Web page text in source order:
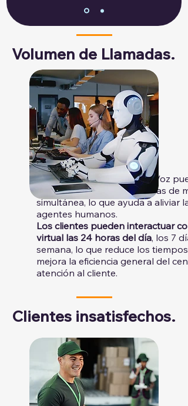
Volumen de Llamadas.
Nuestro Agente Virtual de Voz
un gran volumen de llamadas de
simultánea, lo que ayuda a aliviar
agentes humanos.
Los clientes pueden interactuar
virtual las 24 horas del día, los 7
semana, lo que reduce los tiempos
mejora la eficiencia general del
atención al cliente.
Clientes insatisfechos.